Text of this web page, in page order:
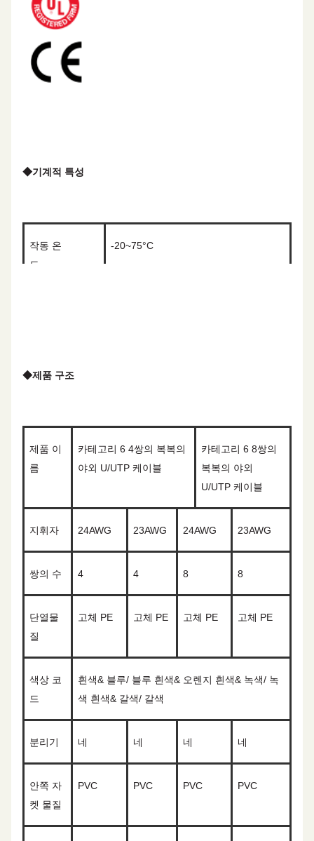
◆기계적 특성
작동 온
도
-20~75°C
름
◆제품 구조
제품 이
름
카테고리 6 4쌍의 복복의
야외 U/UTP 케이블
카테고리 6 8쌍의
복복의 야외
U/UTP 케이블
지휘자 24AWG 23AWG 24AWG 23AWG
쌍의 수 4 4 8 8
단열물
질
고체 PE 고체 PE 고체 PE 고체 PE
색상 코
드
흰색& 블루/ 블루 흰색& 오렌지 흰색& 녹색/ 녹
색 흰색& 갈색/ 갈색
분리기 네 네 네 네
안쪽 자
켓 물질
PVC PVC PVC PVC